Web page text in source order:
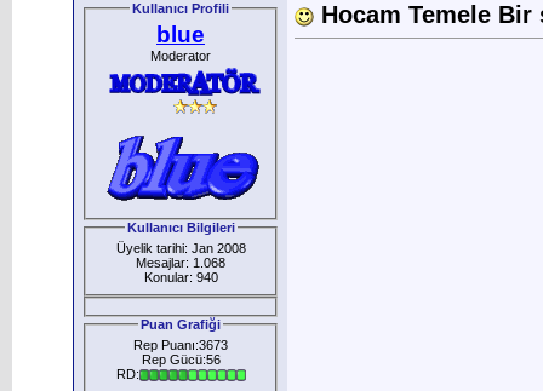
Kullanıcı Profili
blue
Moderator
Kullanıcı Bilgileri
Üyelik tarihi: Jan 2008
Mesajlar: 1.068
Konular: 940
Puan Grafiği
Rep Puanı:3673
Rep Gücü:56
RD:
Hocam Temele Bir